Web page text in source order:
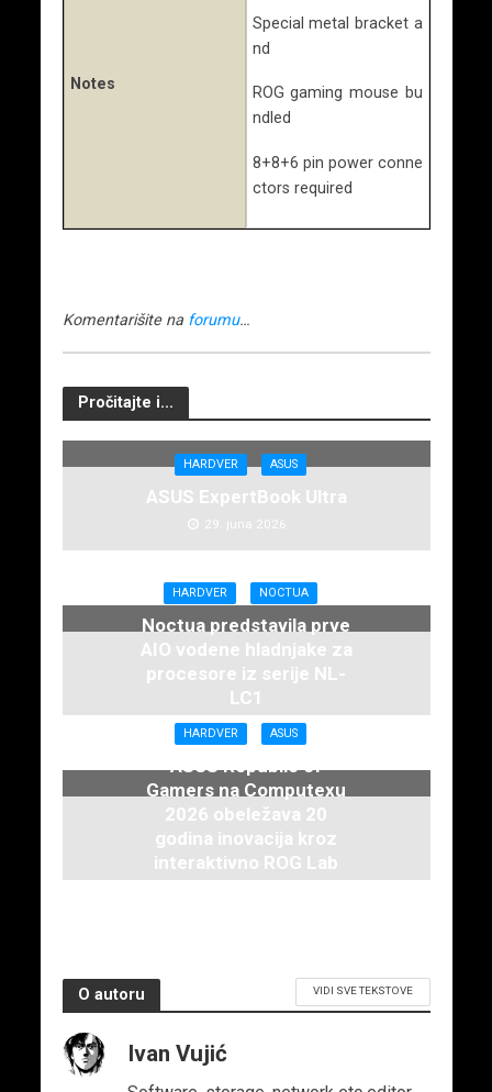
Notes
Special metal bracket a
nd
ROG gaming mouse bu
ndled
8+8+6 pin power conne
ctors required
Komentarišite na forumu…
Pročitajte i...
HARDVER ASUS
ASUS ExpertBook Ultra
29. juna 2026.
HARDVER NOCTUA
Noctua predstavila prve
AIO vodene hladnjake za
procesore iz serije NL-
LC1
16. juna 2026.
HARDVER ASUS
ASUS Republic of
Gamers na Computexu
2026 obeležava 20
godina inovacija kroz
interaktivno ROG Lab
iskustvo
O autoru VIDI SVE TEKSTOVE
Ivan Vujić